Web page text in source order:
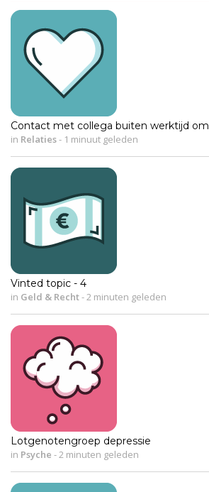
Contact met collega buiten werktijd om
in Relaties- 1 minuut geleden
Vinted topic - 4
in Geld & Recht- 2 minuten geleden
Lotgenotengroep depressie
in Psyche - 2 minuten geleden